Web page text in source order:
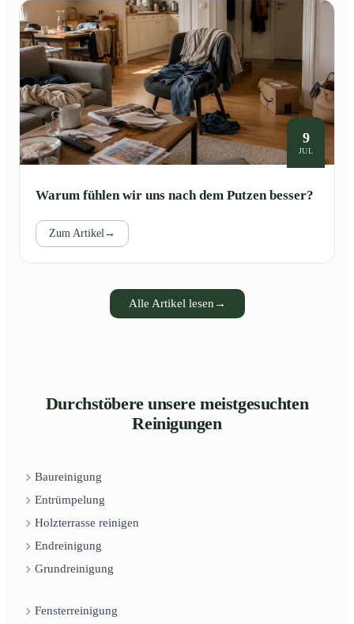
9
JUL
Warum fühlen wir uns nach dem Putzen besser?
Zum Artikel→
Alle Artikel lesen →
Durchstöbere unsere meistgesuchten
Reinigungen
Baureinigung
Entrümpelung
Holzterrasse reinigen
Endreinigung
Grundreinigung
Fensterreinigung